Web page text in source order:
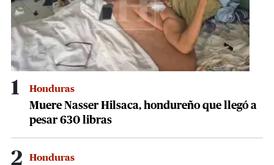
1 Honduras
Muere Nasser Hilsaca, hondureño que llegó a
pesar 630 libras
2 Honduras